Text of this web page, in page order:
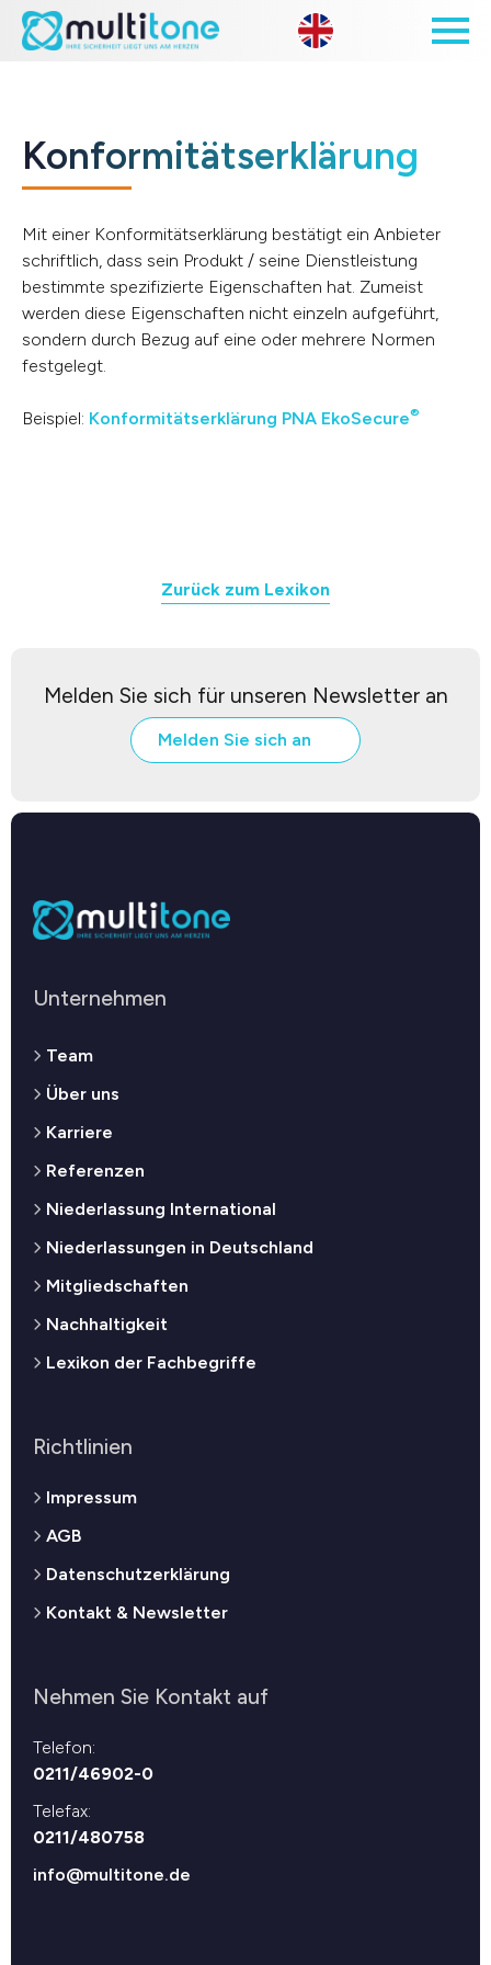
Open site
Konformitätserklärung
Mit einer Konformitätserklärung bestätigt ein Anbieter
schriftlich, dass sein Produkt / seine Dienstleistung
bestimmte spezifizierte Eigenschaften hat. Zumeist
werden diese Eigenschaften nicht einzeln aufgeführt,
sondern durch Bezug auf eine oder mehrere Normen
festgelegt.
Beispiel: Konformitätserklärung PNA EkoSecure®
Zurück zum Lexikon
Melden Sie sich für unseren Newsletter an
Melden Sie sich an
Unternehmen
Team
Über uns
Karriere
Referenzen
Niederlassung International
Niederlassungen in Deutschland
Mitgliedschaften
Nachhaltigkeit
Lexikon der Fachbegriffe
Richtlinien
Impressum
AGB
Datenschutzerklärung
Kontakt & Newsletter
Nehmen Sie Kontakt auf
Telefon:
0211/46902-0
Telefax:
0211/480758
info@multitone.de